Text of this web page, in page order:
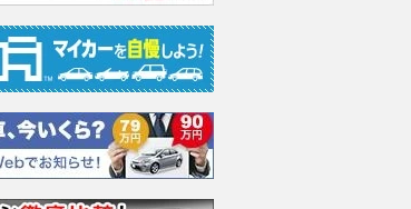
ホンダ NSX 3.0
支払総額
898.0万円
日産 エルグランド 3.5
VIP パワーシートパッ
ケージ
支払総額